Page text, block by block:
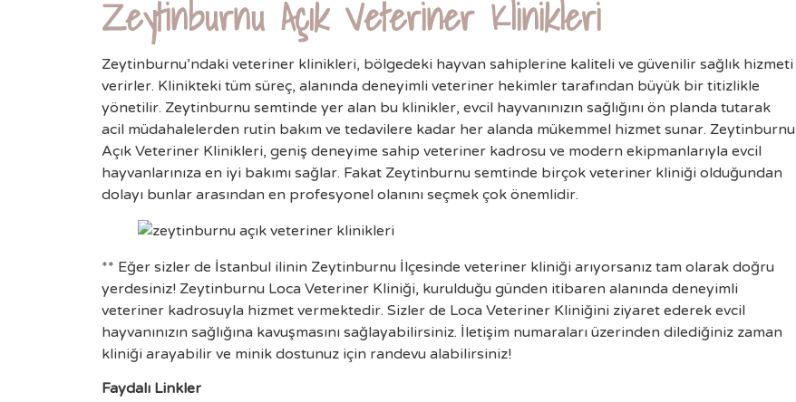
Zeytinburnu Açık Veteriner Klinikleri
Zeytinburnu’ndaki veteriner klinikleri, bölgedeki hayvan sahiplerine kaliteli ve güvenilir sağlık hizmeti
verirler. Klinikteki tüm süreç, alanında deneyimli veteriner hekimler tarafından büyük bir titizlikle
yönetilir. Zeytinburnu semtinde yer alan bu klinikler, evcil hayvanınızın sağlığını ön planda tutarak
acil müdahalelerden rutin bakım ve tedavilere kadar her alanda mükemmel hizmet sunar. Zeytinburnu
Açık Veteriner Klinikleri, geniş deneyime sahip veteriner kadrosu ve modern ekipmanlarıyla evcil
hayvanlarınıza en iyi bakımı sağlar. Fakat Zeytinburnu semtinde birçok veteriner kliniği olduğundan
dolayı bunlar arasından en profesyonel olanını seçmek çok önemlidir.
** Eğer sizler de İstanbul ilinin Zeytinburnu İlçesinde veteriner kliniği arıyorsanız tam olarak doğru
yerdesiniz! Zeytinburnu Loca Veteriner Kliniği, kurulduğu günden itibaren alanında deneyimli
veteriner kadrosuyla hizmet vermektedir. Sizler de Loca Veteriner Kliniğini ziyaret ederek evcil
hayvanınızın sağlığına kavuşmasını sağlayabilirsiniz. İletişim numaraları üzerinden dilediğiniz zaman
kliniği arayabilir ve minik dostunuz için randevu alabilirsiniz!
Faydalı Linkler